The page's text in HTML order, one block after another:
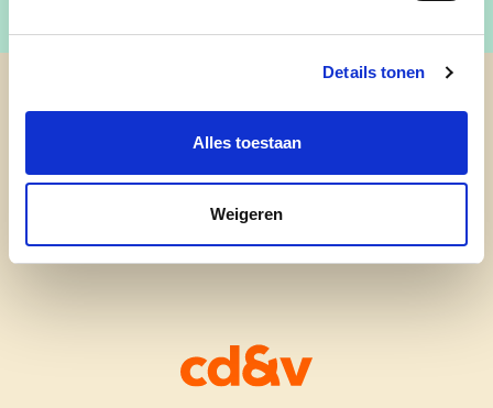
Details tonen
Alles toestaan
Weigeren
cd&v Waregem